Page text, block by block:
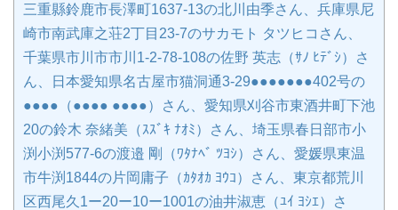
三重縣鈴鹿市長澤町1637-13の北川由季さん、兵庫県尼
崎市南武庫之荘2丁目23-7のサカモト タツヒコさん、
千葉県市川市市川1-2-78-108の佐野 英志（ｻﾉ ﾋﾃﾞｼ）さ
ん、日本愛知県名古屋市猫洞通3-29●●●●●●●402号の
●●●●（●●●● ●●●●）さん、愛知県刈谷市東酒井町下池
20の鈴木 奈緒美（ｽｽﾞｷ ﾅｵﾐ）さん、埼玉県春日部市小
渕小渕577-6の渡邉 剛（ﾜﾀﾅﾍﾞ ﾂﾖｼ）さん、愛媛県東温
市牛渕1844の片岡庸子（ｶﾀｵｶ ﾖｳｺ）さん、東京都荒川
区西尾久1ー20ー10ー1001の油井淑恵（ﾕｲ ﾖｼｴ）さ